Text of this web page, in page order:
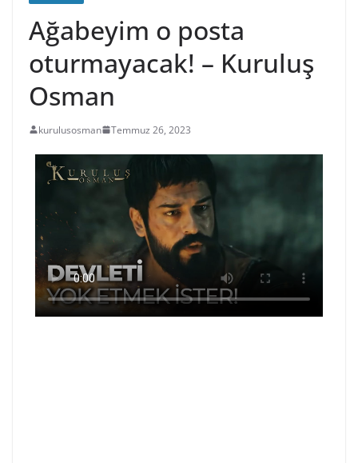
Ağabeyim o posta
oturmayacak! – Kuruluş
Osman
kurulusosman Temmuz 26, 2023